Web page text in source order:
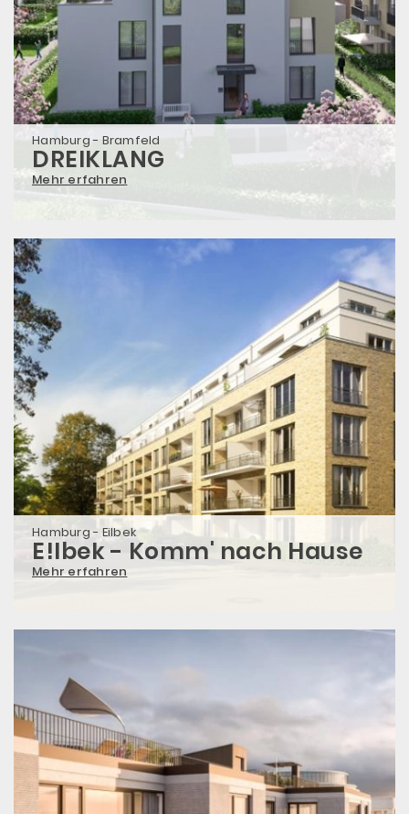
Hamburg - Bramfeld
DREIKLANG
Mehr erfahren
Hamburg - Eilbek
E!lbek - Komm' nach Hause
Mehr erfahren